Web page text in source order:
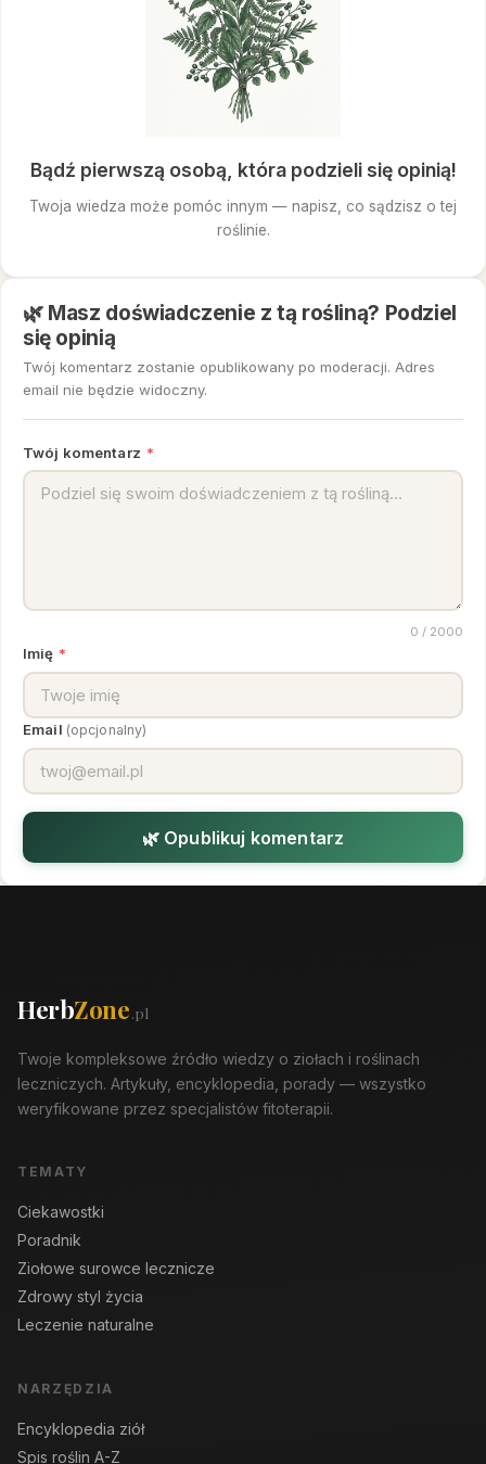
Bądź pierwszą osobą, która podzieli się opinią!
Twoja wiedza może pomóc innym — napisz, co sądzisz o tej
roślinie.
🌿 Masz doświadczenie z tą rośliną? Podziel
się opinią
Twój komentarz zostanie opublikowany po moderacji. Adres
email nie będzie widoczny.
Twój komentarz *
0 / 2000
Imię *
Email (opcjonalny)
🌿 Opublikuj komentarz
HerbZone.pl
Twoje kompleksowe źródło wiedzy o ziołach i roślinach
leczniczych. Artykuły, encyklopedia, porady — wszystko
weryfikowane przez specjalistów fitoterapii.
TEMATY
Ciekawostki
Poradnik
Ziołowe surowce lecznicze
Zdrowy styl życia
Leczenie naturalne
NARZĘDZIA
Encyklopedia ziół
Spis roślin A-Z